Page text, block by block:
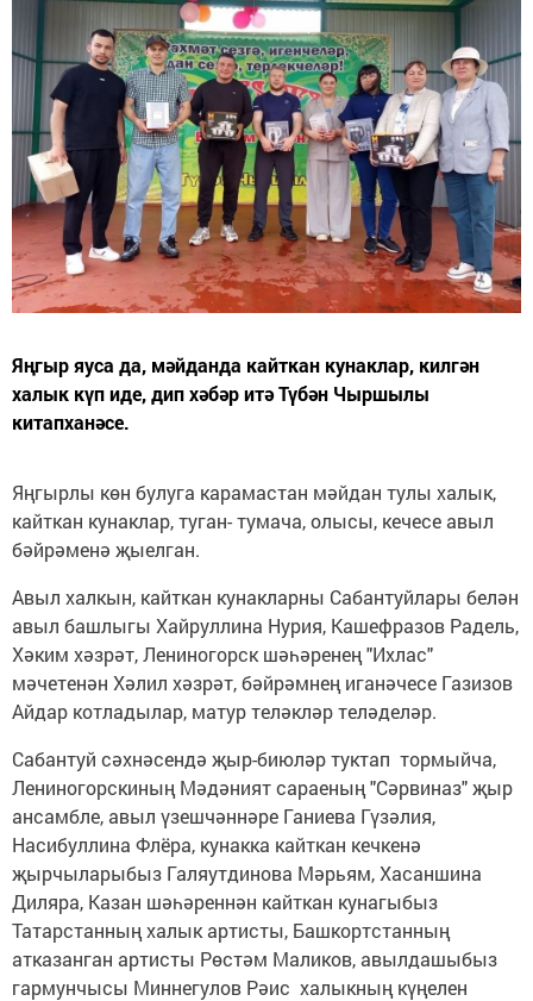
Яңгыр яуса да, мәйданда кайткан кунаклар, килгән
халык күп иде, дип хәбәр итә Түбән Чыршылы
китапханәсе.
Яңгырлы көн булуга карамастан мәйдан тулы халык,
кайткан кунаклар, туган- тумача, олысы, кечесе авыл
бәйрәменә җыелган.
Авыл халкын, кайткан кунакларны Сабантуйлары белән
авыл башлыгы Хайруллина Нурия, Кашефразов Радель,
Хәким хәзрәт, Лениногорск шәһәренең "Ихлас"
мәчетенән Хәлил хәзрәт, бәйрәмнең иганәчесе Газизов
Айдар котладылар, матур теләкләр теләделәр.
Сабантуй сәхнәсендә җыр-биюләр туктап тормыйча,
Лениногорскиның Мәдәният сараеның "Сәрвиназ" җыр
ансамбле, авыл үзешчәннәре Ганиева Гүзәлия,
Насибуллина Флёра, кунакка кайткан кечкенә
җырчыларыбыз Галяутдинова Мәрьям, Хасаншина
Диляра, Казан шәһәреннән кайткан кунагыбыз
Татарстанның халык артисты, Башкортстанның
атказанган артисты Рөстәм Маликов, авылдашыбыз
гармунчысы Миннегулов Рәис халыкның күңелен